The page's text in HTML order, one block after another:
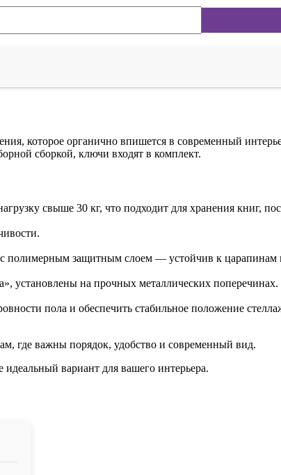
которое органично впишется в современный
сборкой, ключи входят в комплект.
свыше 30 кг, что подходит для хранения книг,
полимерным защитным слоем — устойчив к царапинам
установлены на прочных металлических поперечинах.
пола и обеспечить стабильное положение
где важны порядок, удобство и современный вид.
вариант для вашего интерьера.